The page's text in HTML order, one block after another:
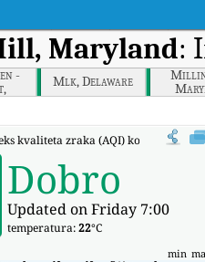
Maryland:
-
Mlk, Delaware
kvaliteta zraka (AQI) kompanije
Dobro
Updated on Friday 7:00
temperatura:22°C
min